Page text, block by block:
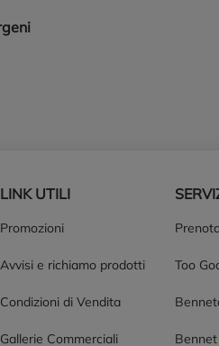
LINK UTILI
Promozioni
Avvisi e richiamo prodotti
Condizioni di Vendita
Gallerie Commerciali
Too